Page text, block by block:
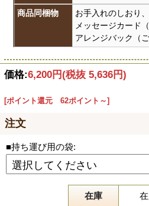
商品同梱物
お手入れのしおり、
メッセージカード
アレンジバック（
価格:6,200円(税抜 5,636円)
[ポイント還元 62ポイント～]
注文
■持ち運び用の袋:
在庫